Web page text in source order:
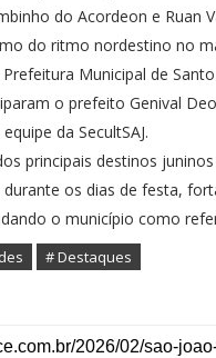
do Acordeon e
do ritmo nordestino no
Municipal de
o prefeito Genival
da SecultSAJ.
principais destinos
os dias de festa,
o município como
# Destaques